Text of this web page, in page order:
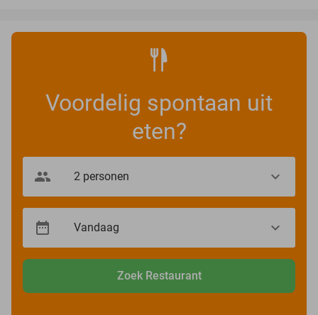
Voordelig spontaan uit
eten?
Zoek Restaurant